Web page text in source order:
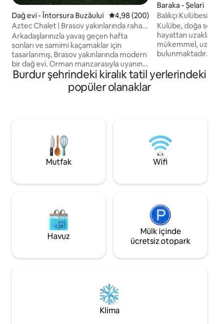
Dağ evi - Întorsura Buzăului 5 üzerinden ortalama 4,98
4,98 (200)
Aztec Chalet | Brasov yakınlarında rahat
bir kaçamak
Arkadaşlarınızla yavaş geçen hafta
sonları ve samimi kaçamaklar için
tasarlanmış, Brasov yakınlarında modern
bir dağ evi. Orman manzarasıyla uyanın,
terasta yavaş kahve sabahlarının, ateş
çukurunun etrafındaki akşamların ve
dinlenmek ve yeniden bağlanmak için
film geceleri, masa oyunları ve birlikte
sakin akşamlar için mükemmel olan geniş
bir çatı katı salonuna sahiptir.
Baraka - Șelari
Balıkçı Kulübesi
Kulübe, doğa
hayattan
mükemmel,
bulunmaktadır.
suyumuz,
kompostlanabilir
çıkarabilirsiniz.
kedilerimiz sizinle
memnuniyet
Burdur şehrindeki kiralık tatil yerlerindeki
popüler olanaklar
Mutfak Wifi
Havuz
Mülk içinde
ücretsiz otopark
Klima